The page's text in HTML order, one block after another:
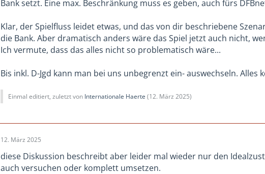
Bank setzt. Eine max. Beschränkung muss es geben, auch fürs
Klar, der Spielfluss leidet etwas, und das von dir beschriebene
die Bank. Aber dramatisch anders wäre das Spiel jetzt auch nicht,
Ich vermute, dass das alles nicht so problematisch wäre...
Bis inkl. D-Jgd kann man bei uns unbegrenzt ein- auswechseln. Alles
Einmal editiert, zuletzt von Internationale Haerte (12. März 2025)
12. März 2025
diese Diskussion beschreibt aber leider mal wieder nur den
auch versuchen oder komplett umsetzen.